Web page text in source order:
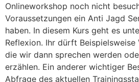
Onlineworkshop noch nicht
Voraussetzungen ein Anti Jagd
haben. In diesem Kurs geht es
Reflexion. Ihr dürft
die wir dann sprechen werden
erzählen. Ein anderer wichtiger
Abfrage des aktuellen